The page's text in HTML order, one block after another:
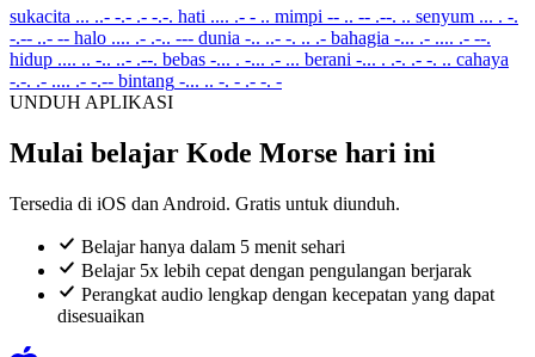
sukacita ... ..- -.- .- -.-. hati .... .- - .. mimpi -- .. -- .--. .. senyum ... . -.
-.-- ..- -- halo .... .- .-.. --- dunia -.. ..- -. .. .- bahagia -... .- .... .- --.
hidup .... .. -.. ..- .--. bebas -... . -... .- ... berani -... . .-. .- -. .. cahaya
-.-. .- .... .- -.-- bintang -... .. -. - .- -. -
UNDUH APLIKASI
Mulai belajar Kode Morse hari ini
Tersedia di iOS dan Android. Gratis untuk diunduh.
Belajar hanya dalam 5 menit sehari
Belajar 5x lebih cepat dengan pengulangan berjarak
Perangkat audio lengkap dengan kecepatan yang dapat
disesuaikan